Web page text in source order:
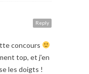
Reply
concours
top, et j’en
les doigts !